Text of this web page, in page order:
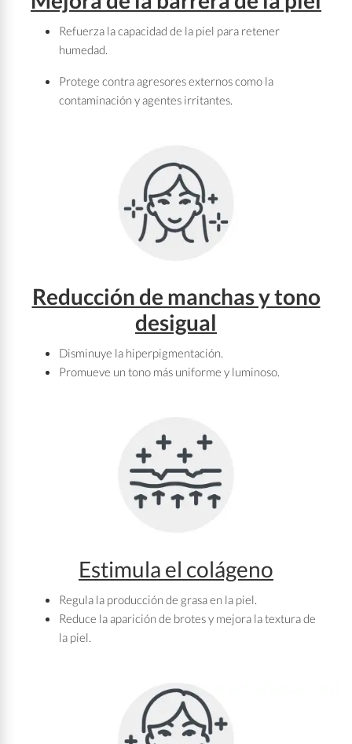
Refuerza la capacidad de la piel para retener
humedad.
Protege contra agresores externos como la
contaminación y agentes irritantes.
Reducción de manchas y tono
desigual
Disminuye la hiperpigmentación.
Promueve un tono más uniforme y luminoso.
Estimula el colágeno
Regula la producción de grasa en la piel.
Reduce la aparición de brotes y mejora la textura de
la piel.